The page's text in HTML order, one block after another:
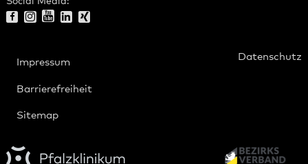
Impressum
Datenschutz
Barrierefreiheit
Sitemap